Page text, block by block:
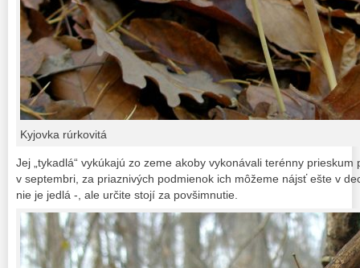
Kyjovka rúrkovitá
Jej „tykadlá“ vykúkajú zo zeme akoby vykonávali terénny prieskum
v septembri, za priaznivých podmienok ich môžeme nájsť ešte v
nie je jedlá -, ale určite stojí za povšimnutie.